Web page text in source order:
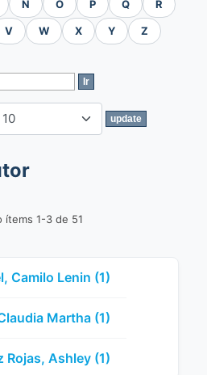
N O P Q R
V W X Y Z
ítems 1-3 de 51
Camilo Lenin (1)
Martha (1)
Rojas, Ashley (1)